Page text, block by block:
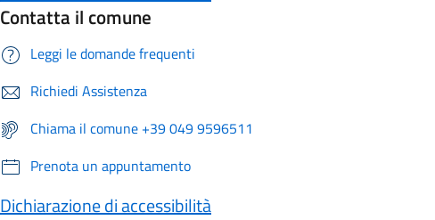
Contatta il comune
Leggi le domande frequenti
Richiedi Assistenza
Chiama il comune +39 049 9596511
Prenota un appuntamento
Dichiarazione di accessibilità